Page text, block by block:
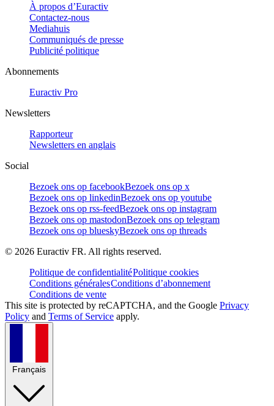
À propos d’Euractiv
Contactez-nous
Mediahuis
Communiqués de presse
Publicité politique
Abonnements
Euractiv Pro
Newsletters
Rapporteur
Newsletters en anglais
Social
Bezoek ons op facebookBezoek ons op x
Bezoek ons op linkedinBezoek ons op youtube
Bezoek ons op rss-feedBezoek ons op instagram
Bezoek ons op mastodonBezoek ons op telegram
Bezoek ons op blueskyBezoek ons op threads
© 2026 Euractiv FR. All rights reserved.
Politique de confidentialitéPolitique cookies
Conditions généralesConditions d’abonnement
Conditions de vente
This site is protected by reCAPTCHA, and the Google Privacy
Policy and Terms of Service apply.
Français